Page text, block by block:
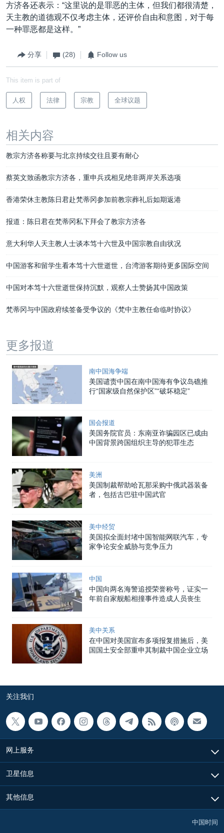
方济各还表示：“这里说的是罪恶的主体，但我们都很清楚，
天主教的道德观不仅考虑主体，还评价自由和意图，对于每
一种罪恶都是这样。”
分享 (28) Follow us
This item is part of
人权 法律 宗教 全球议题
相关内容
教宗方济各称要与北京持续交往且要有耐心
蔡英文致函教宗方济各，重申兵戎相见绝非两岸关系选项
香港荣休主教陈日君赴梵蒂冈参加前教宗葬礼后如期返港
报道：陈日君在梵蒂冈私下拜会了教宗方济各
意大利华人天主教人士谈本笃十六世及中国宗教自由状况
中国游客和留学生看本笃十六世逝世，台湾游客期待更多国际空间
中国对本笃十六世逝世保持沉默，观察人士赞扬其中国政策
梵蒂冈与中国政府续签备受争议的《梵中主教任命临时协议》
更多报道
南中国海争端
美国谴责中国在南中国海有争议岛礁推
行“国家级自然保护区”“破坏稳定”
国会报道
美国务院官员：东南亚诈骗园区已成由
中国背景跨国组织主导的犯罪生态
美洲
美国制裁帮助哈瓦那采购中俄武器装备
者，包括古巴驻中国武官
美中经贸
美国拟全面封堵中国智能网联汽车，专
家争论安全威胁与竞争压力
中国
中国向两名海警追授荣誉称号，证实一
年前自家舰船相撞事件造成人员丧生
美中关系
在中国对美国宣布多项报复措施后，美
国国土安全部重申其制裁中国企业立场
关注我们
网上服务
卫星信息
其他信息
中国时间